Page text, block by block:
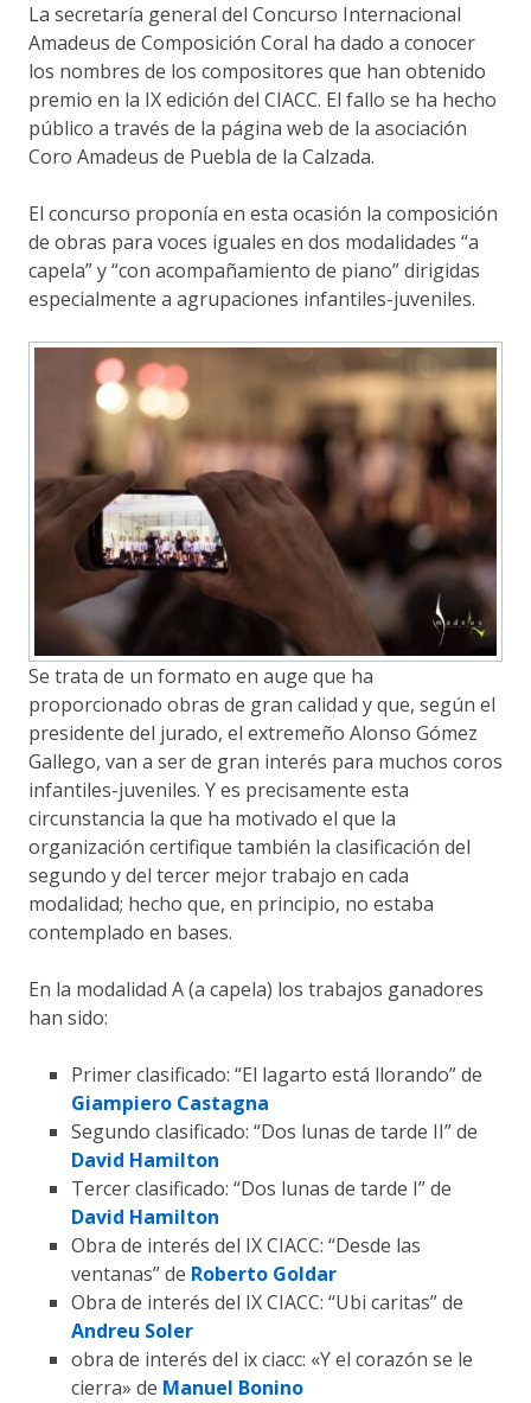
La secretaría general del Concurso Internacional
Amadeus de Composición Coral ha dado a conocer
los nombres de los compositores que han obtenido
premio en la IX edición del CIACC. El fallo se ha hecho
público a través de la página web de la asociación
Coro Amadeus de Puebla de la Calzada.
El concurso proponía en esta ocasión la composición
de obras para voces iguales en dos modalidades “a
capela” y “con acompañamiento de piano” dirigidas
especialmente a agrupaciones infantiles-juveniles.
Se trata de un formato en auge que ha
proporcionado obras de gran calidad y que, según el
presidente del jurado, el extremeño Alonso Gómez
Gallego, van a ser de gran interés para muchos coros
infantiles-juveniles. Y es precisamente esta
circunstancia la que ha motivado el que la
organización certifique también la clasificación del
segundo y del tercer mejor trabajo en cada
modalidad; hecho que, en principio, no estaba
contemplado en bases.
En la modalidad A (a capela) los trabajos ganadores
han sido:
Primer clasificado: “El lagarto está llorando” de
Giampiero Castagna
Segundo clasificado: “Dos lunas de tarde II” de
David Hamilton
Tercer clasificado: “Dos lunas de tarde I” de
David Hamilton
Obra de interés del IX CIACC: “Desde las
ventanas” de Roberto Goldar
Obra de interés del IX CIACC: “Ubi caritas” de
Andreu Soler
obra de interés del ix ciacc: «Y el corazón se le
cierra» de Manuel Bonino